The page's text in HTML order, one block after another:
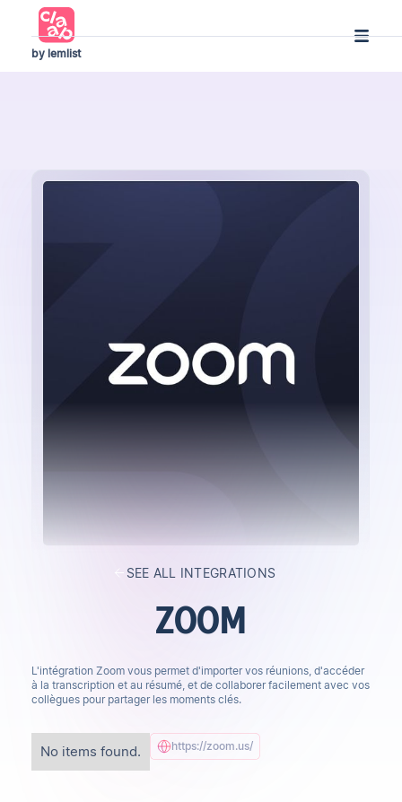
by lemlist
SEE ALL INTEGRATIONS
ZOOM
L'intégration Zoom vous permet d'importer vos réunions, d'accéder
à la transcription et au résumé, et de collaborer facilement avec vos
collègues pour partager les moments clés.
No items found. https://zoom.us/